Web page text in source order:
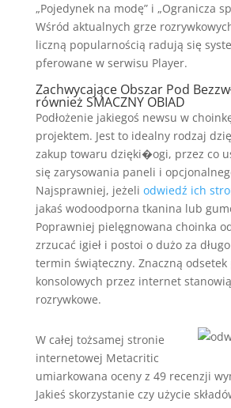
„Pojedynek na modę” i „Ogranicza
Wśród aktualnych grze
liczną popularnością radują się
pferowane w serwisu Player.
Zachwycające Obszar Pod
również SMACZNY OBIAD
Podłożenie jakiegoś newsu w
projektem. Jest to idealny rodzaj
zakup towaru dzięki�ogi, przez co
się zarysowania paneli i
Najsprawniej, jeżeli odwiedź ich
jakaś wodoodporna tkanina lub
Poprawniej pielęgnowana choinka
zrzucać igieł i postoi o dużo za
termin świąteczny. Znaczną
konsolowych przez internet
rozrywkowe.
W całej tożsamej stronie
internetowej Metacritic
umiarkowana oceny z 49 recenzji
Jakieś skorzystanie czy użycie